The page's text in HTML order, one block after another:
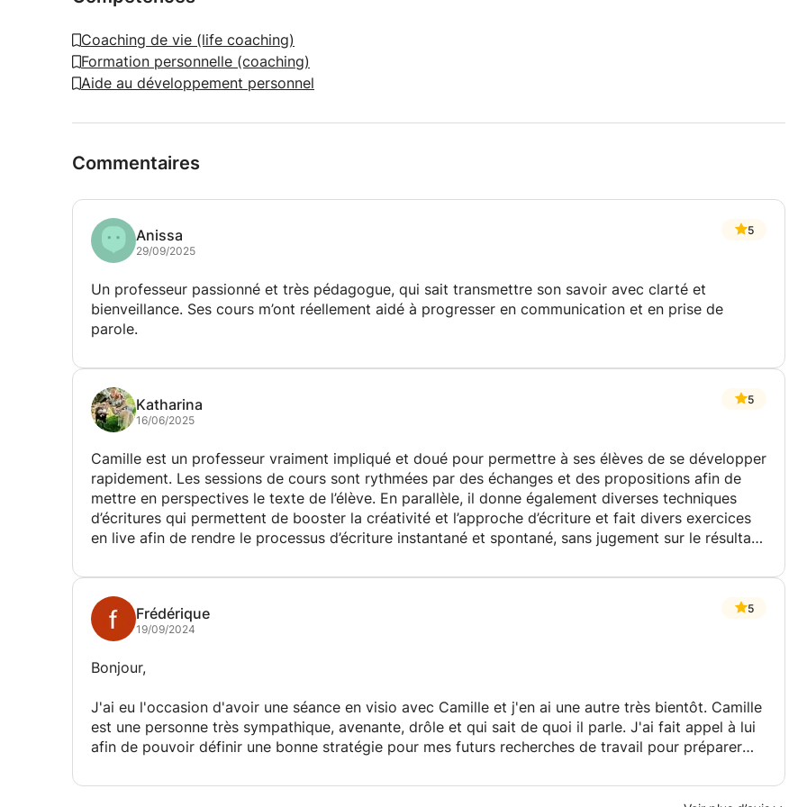
Coaching de vie (life coaching)
Formation personnelle (coaching)
Aide au développement personnel
Commentaires
Anissa
29/09/2025
5
Un professeur passionné et très pédagogue, qui sait transmettre son savoir avec clarté et
bienveillance. Ses cours m’ont réellement aidé à progresser en communication et en prise de
parole.
Katharina
16/06/2025
5
Camille est un professeur vraiment impliqué et doué pour permettre à ses élèves de se développer
rapidement. Les sessions de cours sont rythmées par des échanges et des propositions afin de
mettre en perspectives le texte de l’élève. En parallèle, il donne également diverses techniques
d’écritures qui permettent de booster la créativité et l’approche d’écriture et fait divers exercices
en live afin de rendre le processus d’écriture instantané et spontané, sans jugement sur le résultat
perspective sur l’écriture.
Frédérique
19/09/2024
5
Bonjour,
J'ai eu l'occasion d'avoir une séance en visio avec Camille et j'en ai une autre très bientôt. Camille
est une personne très sympathique, avenante, drôle et qui sait de quoi il parle. J'ai fait appel à lui
afin de pouvoir définir une bonne stratégie pour mes futurs recherches de travail pour préparer
il m'a aidé à modifier mon CV pour qu'il soit plus aux normes pour le marché du travail Suisse. J'ai